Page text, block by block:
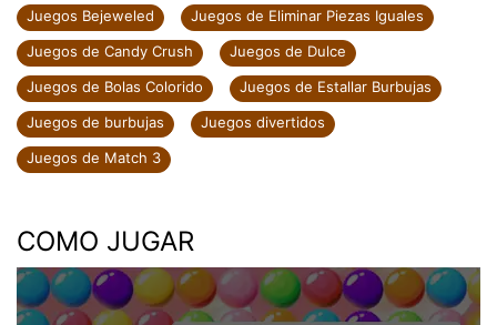
Juegos Bejeweled
Juegos de Eliminar Piezas Iguales
Juegos de Candy Crush
Juegos de Dulce
Juegos de Bolas Colorido
Juegos de Estallar Burbujas
Juegos de burbujas
Juegos divertidos
Juegos de Match 3
COMO JUGAR